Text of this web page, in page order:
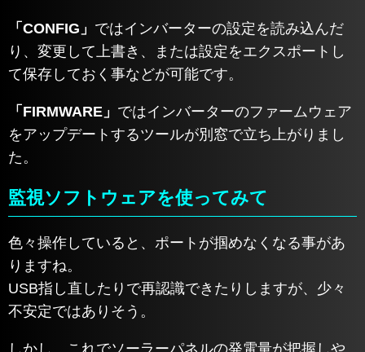
「CONFIG」 ではインバーターの設定を読み込んだ
り、変更して上書き、または設定をエクスポートし
て保存しておく事などが可能です。
「FIRMWARE」 ではインバーターのファームウェア
をアップデートするツールが別窓で立ち上がりまし
た。
監視ソフトウェアを使ってみて
色々操作していると、ポートが掴めなくなる事があ
りますね。
USB指し直したりで再認識できたりしますが、少々
不安定ではありそう。